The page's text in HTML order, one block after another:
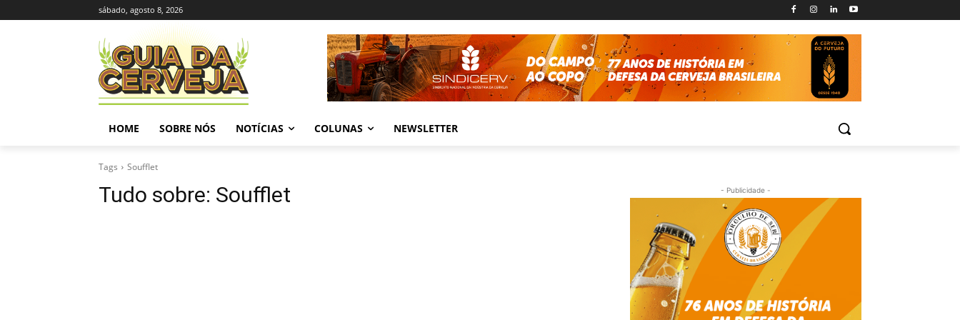
sábado, agosto 8, 2026
HOME SOBRE NÓS NOTÍCIAS COLUNAS NEWSLETTER
Tags Soufflet
Tudo sobre: Soufflet - Publicidade -